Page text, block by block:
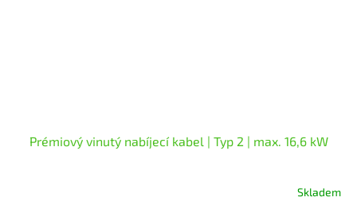
Prémiový vinutý nabíjecí kabel | Typ 2 | max. 16,6 kW
Skladem